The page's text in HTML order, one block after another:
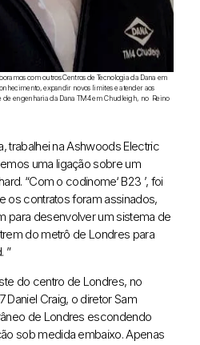
com outros Centros de Tecnologia da Dana em
expandir novos limites e atender aos
de engenharia da Dana TM4 em Chudleigh, no Reino
trabalhei na Ashwoods Electric
uma ligação sobre um
“Com o codinome‘ B23 ’, foi
os contratos foram assinados,
para desenvolver um sistema de
do metrô de Londres para
”
do centro de Londres, no
Craig, o diretor Sam
de Londres escondendo
sob medida embaixo. Apenas